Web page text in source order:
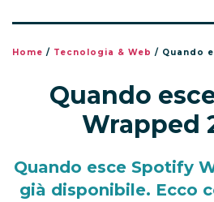
Home / Tecnologia & Web / Quando
Quando
Wrapped
Quando esce Spotify
già disponibile. Ecco